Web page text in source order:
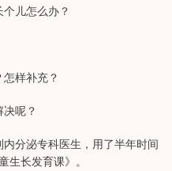
儿怎么办？
样补充？
呢？
分泌专科医生，用了半年时间
生长发育课》。